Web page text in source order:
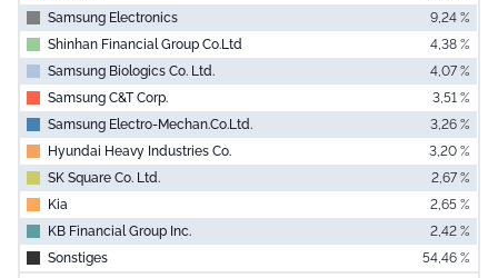
Samsung Electronics
9,24 %
Shinhan Financial Group Co.Ltd
4,38 %
Samsung Biologics Co. Ltd.
4,07 %
Samsung C&T Corp.
3,51 %
Samsung Electro-Mechan.Co.Ltd.
3,26 %
Hyundai Heavy Industries Co.
3,20 %
SK Square Co. Ltd.
2,67 %
Kia
2,65 %
KB Financial Group Inc.
2,42 %
Sonstiges
54,46 %